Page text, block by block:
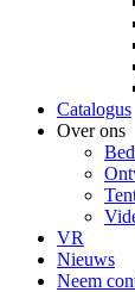
Catalogus
Over ons
VR
Nieuws
Neem